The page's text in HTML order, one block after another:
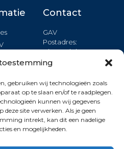
gebruiken wij technologieën zoals
op te slaan en/of te raadplegen.
kunnen wij gegevens
deze site verwerken. Als je geen
intrekt, kan dit een nadelige
en mogelijkheden.
Contact
GAV
Postadres:
Binnendelta 13c
1261 TA BLARICUM
Formulier
KVK: 40409907